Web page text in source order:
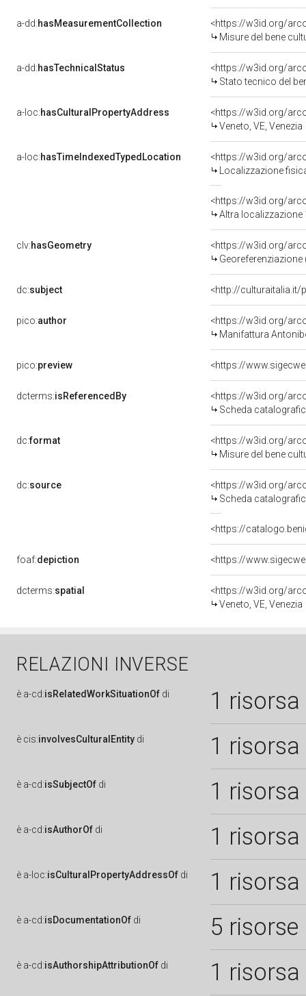
a-dd:hasMeasurementCollection
<https://w3id.org/
Misure del bene
a-dd:hasTechnicalStatus
<https://w3id.org/
Stato tecnico del
a-loc:hasCulturalPropertyAddress
<https://w3id.org/
Veneto, VE, Venezia
a-loc:hasTimeIndexedTypedLocation
<https://w3id.org/
Localizzazione
<https://w3id.org/
Altra localizzazione
clv:hasGeometry
<https://w3id.org/
dc:subject <http://culturaitalia.it/
pico:author
<https://w3id.org/
Manifattura
pico:preview <https://
dcterms:isReferencedBy
<https://w3id.org/
Scheda
dc:format
<https://w3id.org/
Misure del bene
dc:source
<https://w3id.org/
Scheda
<https://
foaf:depiction <https://
dcterms:spatial
<https://w3id.org/
Veneto, VE, Venezia
RELAZIONI INVERSE
è a-cd:isRelatedWorkSituationOf di 1 risorsa
è cis:involvesCulturalEntity di 1 risorsa
è a-cd:isSubjectOf di 1 risorsa
è a-cd:isAuthorOf di 1 risorsa
è a-loc:isCulturalPropertyAddressOf di 1 risorsa
è a-cd:isDocumentationOf di 5 risorse
è a-cd:isAuthorshipAttributionOf di 1 risorsa